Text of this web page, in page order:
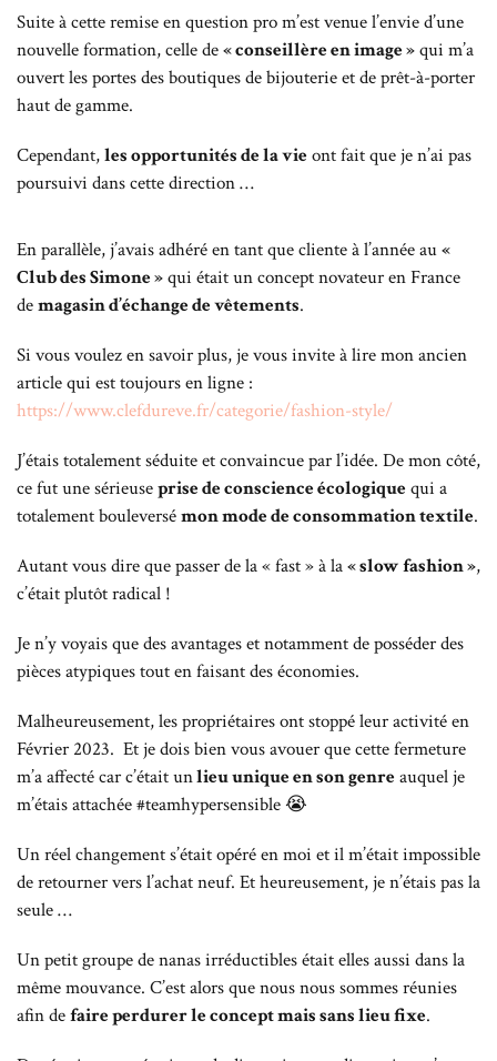
Suite à cette remise en question pro m’est venue l’envie d’une
nouvelle formation, celle de« conseillère en image »qui m’a
ouvert les portes des boutiques de bijouterie et de prêt-à-porter
haut de gamme.
Cependant,les opportunités de la vieont fait que je n’ai pas
poursuivi dans cette direction …
En parallèle, j’avais adhéré en tant que cliente à l’année au«
Club des Simone »qui était un concept novateur en France
demagasin d’échange de vêtements.
Si vous voulez en savoir plus, je vous invite à lire mon ancien
article qui est toujours en ligne :
https://www.clefdureve.fr/categorie/fashion-style/
J’étais totalement séduite et convaincue par l’idée. De mon côté,
ce fut une sérieuseprise de conscience écologiquequi a
totalement bouleversémon mode de consommation textile.
Autant vous dire que passer de la « fast » à la« slow fashion »,
c’était plutôt radical !
Je n’y voyais que des avantages et notamment de posséder des
pièces atypiques tout en faisant des économies.
Malheureusement, les propriétaires ont stoppé leur activité en
Février 2023. Et je dois bien vous avouer que cette fermeture
m’a affecté car c’était unlieu unique en son genreauquel je
m’étais attachée #teamhypersensible 😭
Un réel changement s’était opéré en moi et il m’était impossible
de retourner vers l’achat neuf. Et heureusement, je n’étais pas la
seule …
Un petit groupe de nanas irréductibles était elles aussi dans la
même mouvance. C’est alors que nous nous sommes réunies
afin defaire perdurer le concept mais sans lieu fixe.